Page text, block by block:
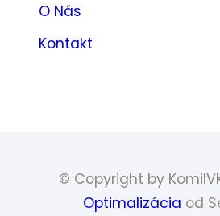
O Nás
Kontakt
© Copyright by
Optimalizácia od